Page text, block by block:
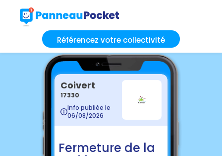
Référencez votre collectivité
Coivert
17330
Info publiée le
06/08/2026
Fermeture de la